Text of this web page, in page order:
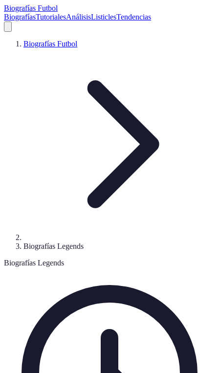
Biografías Futbol
BiografíasTutorialesAnálisisListiclesTendencias
Biografías Futbol
Biografías Legends
Biografías Legends